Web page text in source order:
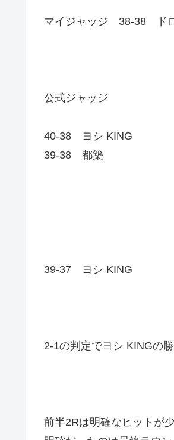
マイジャッジ 38-38 ド
公式ジャッジ
40-38 ヨシ KING
39-38 都築
39-37 ヨシ KING
2-1の判定でヨシ KINGの勝
前半2Rは明確なヒットが